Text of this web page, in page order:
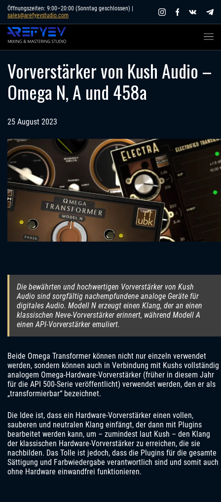
Skip
content
Öffnungszeiten: 9:00–20:00 (Sonntag geschlossen) |
sales@arefyevstudio.com
Vorverstärker von Kush Audio –
Omega N, A und 458a
25 August 2023
Die bewährten und hochwertigen Vorverstärker von Kush
Audio sind sorgfältig nachempfundene analoge Geräte für
digitales Audio. Modell N erzeugt einen Klang, der an einen
klassischen Neve-Vorverstärker erinnert, während Modell A
einen API-Vorverstärker emuliert.
Beide Omega Transformer können nicht nur einzeln verwendet
werden, sondern können auch in Verbindung mit Kushs vollständig
analogem Omega-Hardware-Vorverstärker (früher in diesem Jahr
für die API 500-Serie veröffentlicht) verwendet werden, den er als
„transformierbar“ bezeichnet.
Die Idee ist, dass ein Hardware-Vorverstärker einen vollen,
sauberen und neutralen Klang einfängt, der dann mit Plugins
bearbeitet werden kann, um – zumindest laut Kush – den Klang
der klassischen Hardware-Vorverstärker zu erreichen, die sie
nachbilden. Das Tolle ist jedoch, dass die Plugins für die gesamte
Sättigung und Farbwiedergabe verantwortlich sind und somit auch
ohne Hardware einwandfrei funktionieren.